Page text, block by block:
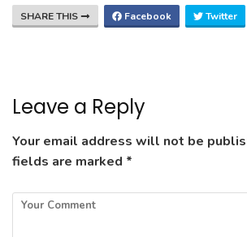
SHARE THIS Facebook Twitter
Leave a Reply
Your email address will not be
fields are marked *